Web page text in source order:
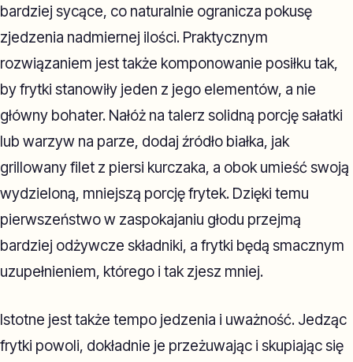
bardziej sycące, co naturalnie ogranicza pokusę
zjedzenia nadmiernej ilości. Praktycznym
rozwiązaniem jest także komponowanie posiłku tak,
by frytki stanowiły jeden z jego elementów, a nie
główny bohater. Nałóż na talerz solidną porcję sałatki
lub warzyw na parze, dodaj źródło białka, jak
grillowany filet z piersi kurczaka, a obok umieść swoją
wydzieloną, mniejszą porcję frytek. Dzięki temu
pierwszeństwo w zaspokajaniu głodu przejmą
bardziej odżywcze składniki, a frytki będą smacznym
uzupełnieniem, którego i tak zjesz mniej.
Istotne jest także tempo jedzenia i uważność. Jedząc
frytki powoli, dokładnie je przeżuwając i skupiając się